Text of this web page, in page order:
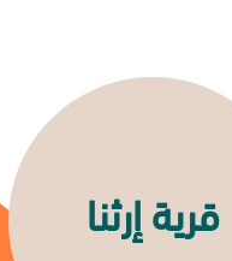
قرية إرثنا